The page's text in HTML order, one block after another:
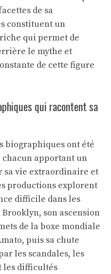
de sa
constituent un
qui permet de
le mythe et
de cette figure
qui racontent sa
biographiques ont été
chacun apportant un
vie extraordinaire et
productions explorent
difficile dans les
son ascension
de la boxe mondiale
puis sa chute
les scandales, les
les difficultés